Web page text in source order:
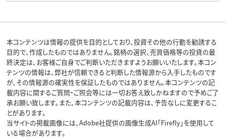
本コンテンツは情報の提供を目的としており、投資その他の行動を勧誘する
目的で、作成したものではありません。銘柄の選択、売買価格等の投資の最
終決定は、お客様ご自身でご判断いただきますようお願いいたします。本コン
テンツの情報は、弊社が信頼できると判断した情報源から入手したものです
が、その情報源の確実性を保証したものではありません。本コンテンツの記
載内容に関するご質問・ご照会等には一切お答え致しかねますので予めご了
承お願い致します。また、本コンテンツの記載内容は、予告なしに変更するこ
とがあります。
当サイトの掲載画像には、Adobe社提供の画像生成AI「Firefly」を使用して
いる場合があります。